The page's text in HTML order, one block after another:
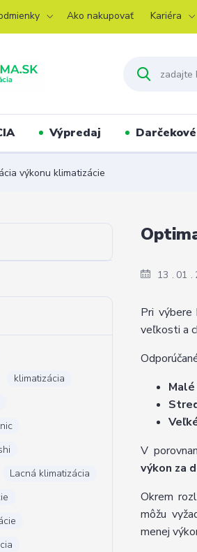
Ako nakupovať Kariéra
Výpredaj
výkonu klimatizácie
klimatizácia
Lacná klimatizácia
13 01
Pri výbere
veľkosti a
V
výkon za
Okrem
môžu
menej